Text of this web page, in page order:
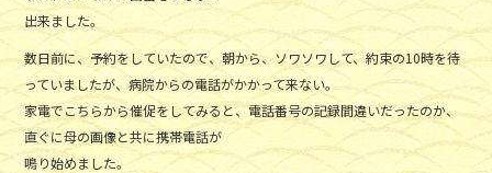
b
o
o
k
出来ました。
数日前に、予約をしていたので、朝から、ソワソワして、約束の10時を待
っていましたが、病院からの電話がかかって来ない。
家電でこちらから催促をしてみると、電話番号の記録間違いだったのか、
直ぐに母の画像と共に携帯電話が
鳴り始めました。